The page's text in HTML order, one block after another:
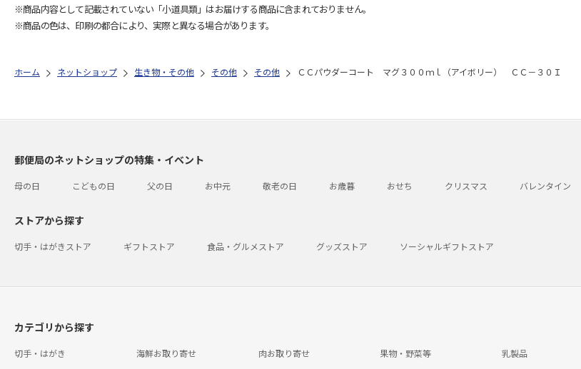
※商品内容として記載されていない「小道具類」はお届けする商品に含まれておりません。
※商品の色は、印刷の都合により、実際と異なる場合があります。
ホーム ネットショップ 生き物・その他 その他 その他 ＣＣパウダーコート マグ３００ｍｌ（アイボリー） ＣＣ－３０Ｉ
郵便局のネットショップの特集・イベント
母の日 こどもの日 父の日 お中元 敬老の日 お歳暮 おせち クリスマス バレンタイン
ストアから探す
切手・はがきストア ギフトストア 食品・グルメストア グッズストア ソーシャルギフトストア
カテゴリから探す
切手・はがき 海鮮お取り寄せ 肉お取り寄せ 果物・野菜等 乳製品